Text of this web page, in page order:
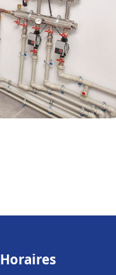
Horaires